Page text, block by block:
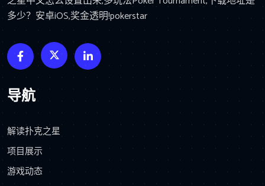
多少？安卓iOS,奖金透明!pokerstar
导航
解读扑克之星
项目展示
游戏动态